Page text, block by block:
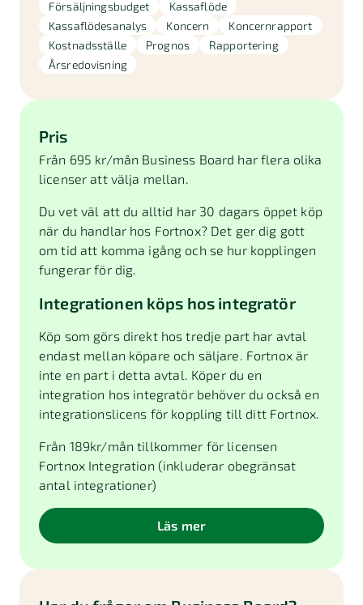
Försäljningsbudget
Kassaflöde
Kassaflödesanalys
Koncern
Koncernrapport
Kostnadsställe
Prognos
Rapportering
Årsredovisning
Pris
Från 695 kr/mån Business Board har flera olika
licenser att välja mellan.
Du vet väl att du alltid har 30 dagars öppet köp
när du handlar hos Fortnox? Det ger dig gott
om tid att komma igång och se hur kopplingen
fungerar för dig.
Integrationen köps hos integratör
Köp som görs direkt hos tredje part har avtal
endast mellan köpare och säljare. Fortnox är
inte en part i detta avtal. Köper du en
integration hos integratör behöver du också en
integrationslicens för koppling till ditt Fortnox.
Från 189kr/mån tillkommer för licensen
Fortnox Integration (inkluderar obegränsat
antal integrationer)
Läs mer